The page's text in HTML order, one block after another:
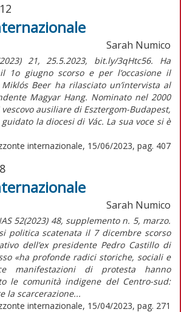
Sarah Numico
21, 25.5.2023, bit.ly/3qHtc56. Ha
1o giugno scorso e per l’occasione il
Miklós Beer ha rilasciato un’intervista al
Magyar Hang. Nominato nel 2000
ausiliare di Esztergom-Budapest,
la diocesi di Vác. La sua voce si è
internazionale, 15/06/2023, pag. 407
Sarah Numico
52(2023) 48, supplemento n. 5, marzo.
politica scatenata il 7 dicembre scorso
dell’ex presidente Pedro Castillo di
«ha profonde radici storiche, sociali e
manifestazioni di protesta hanno
le comunità indigene del Centro-sud:
la scarcerazione...
internazionale, 15/04/2023, pag. 271